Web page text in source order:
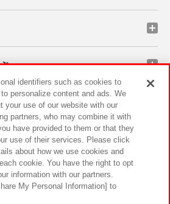
ン
ステナビリティ サイトポリシー
ウェブアクセシビリティ方針と検証結果
もに
identifiers such as cookies to
personalize content and ads. We
your use of our website with our
partners, who may combine it with
have provided to them or that they
use of their services. Please click
about how we use cookies and
cookie. You have the right to opt
information with our partners.
My Personal Information] to